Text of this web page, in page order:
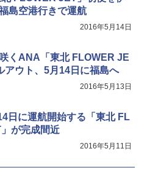
島空港行きで運航
2016年5月14日
くANA「東北 FLOWER JE
アウト、5月14日に福島へ
2016年5月13日
日に運航開始する「東北 FL
が完成間近
2016年5月11日